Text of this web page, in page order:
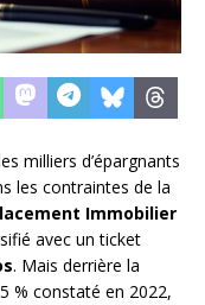
milliers d’épargnants
les contraintes de la
Immobilier
avec un ticket
. Mais derrière la
% constaté en 2022,